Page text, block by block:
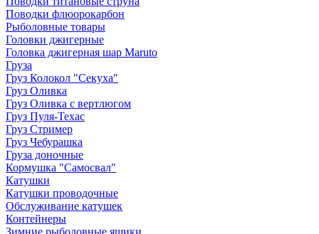
Поводки флюорокарбон
Рыболовные товары
Головки джигерные
Головка джигерная шар Maruto
Груза
Груз Колокол "Секуха"
Груз Оливка
Груз Оливка с вертлюгом
Груз Пуля-Техас
Груз Стример
Груз Чебурашка
Груза доночные
Кормушка "Самосвал"
Катушки
Катушки проводочные
Обслуживание катушек
Контейнеры
Зимние рыболовные ящики